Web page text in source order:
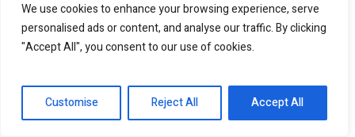
We use cookies to enhance your browsing experience, serve
personalised ads or content, and analyse our traffic. By clicking
"Accept All", you consent to our use of cookies.
Customise Reject All Accept All